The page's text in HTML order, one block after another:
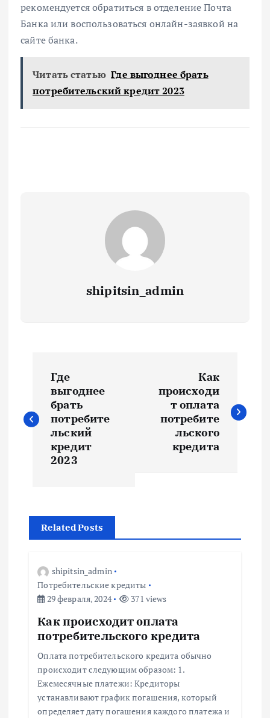
рекомендуется обратиться в отделение Почта
Банка или воспользоваться онлайн-заявкой на
сайте банка.
Читать статью Где выгоднее брать
потребительский кредит 2023
shipitsin_admin
в
а
ц
Где
выгоднее
брать
потребите
льский
кредит
2023
Как
происходи
т оплата
потребите
льского
кредита
Related Posts
shipitsin_admin
Потребительские кредиты
29 февраля, 2024
371 views
Как происходит оплата
потребительского кредита
Оплата потребительского кредита обычно
происходит следующим образом: 1.
Ежемесячные платежи: Кредиторы
устанавливают график погашения, который
определяет дату погашения каждого платежа и